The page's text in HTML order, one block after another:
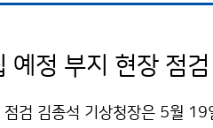
예정 부지 현장 점검
검 김종석 기상청장은 5월 19